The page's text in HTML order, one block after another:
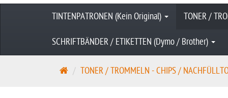
TINTENPATRONEN (Kein Original) TONER /
SCHRIFTBÄNDER / ETIKETTEN (Dymo / Brother)
S
TONER / TROMMELN - CHIPS /